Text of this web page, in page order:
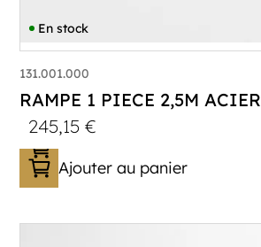
En stock
131.001.000
RAMPE 1 PIECE 2,5M ACIER
245,15€
Ajouter au panier